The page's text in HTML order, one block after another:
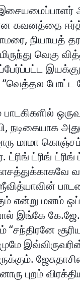
கவனத்தை
நியாயத்
வெகு
“வெத்தல
பாடகிகளில்
நடிகையாக
மாமா
ட்ரிங் ட்ரிங்
என்று மனம்
இங்கே
“சந்திரனே
புறம்